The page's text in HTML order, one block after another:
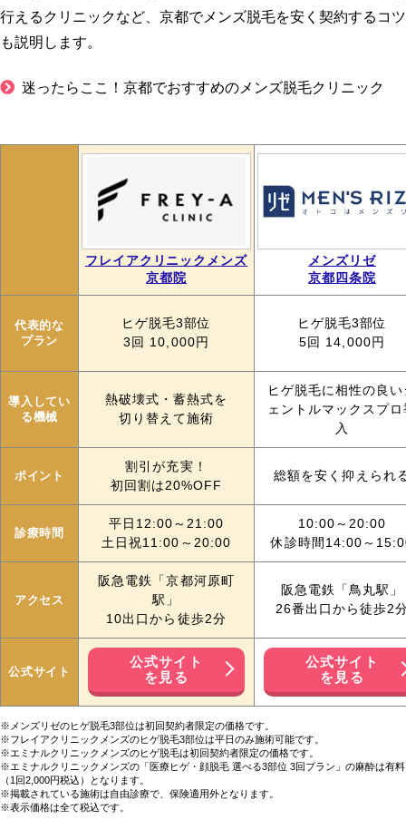
行えるクリニックなど、京都でメンズ脱毛を安く契約するコツ
も説明します。
迷ったらここ！京都でおすすめのメンズ脱毛クリニック
フレイアクリニックメンズ
京都院
メンズリゼ
京都四条院
代表的な
プラン
ヒゲ脱毛3部位
3回 10,000円
ヒゲ脱毛3部位
5回 14,000円
導入してい
る機械
熱破壊式・蓄熱式を
切り替えて施術
ヒゲ脱毛に相性の良い
ェントルマックスプロ
入
ポイント
割引が充実！
初回割は20%OFF
総額を安く抑えられ
診療時間
平日12:00～21:00
土日祝11:00～20:00
10:00～20:00
休診時間14:00～
アクセス
阪急電鉄「京都河原町
駅」
10出口から徒歩2分
阪急電鉄「鳥丸駅」
26番出口から徒歩2
公式サイト
公式サイト
を見る
公式サイト
を見る
※メンズリゼのヒゲ脱毛3部位は初回契約者限定の価格です。
※フレイアクリニックメンズのヒゲ脱毛3部位は平日のみ施術可能です。
※エミナルクリニックメンズのヒゲ脱毛は初回契約者限定の価格です。
※エミナルクリニックメンズの「医療ヒゲ・顔脱毛 選べる3部位 3回プラン」の麻酔は有料
（1回2,000円税込）となります。
※掲載されている施術は自由診療で、保険適用外となります。
※表示価格は全て税込です。